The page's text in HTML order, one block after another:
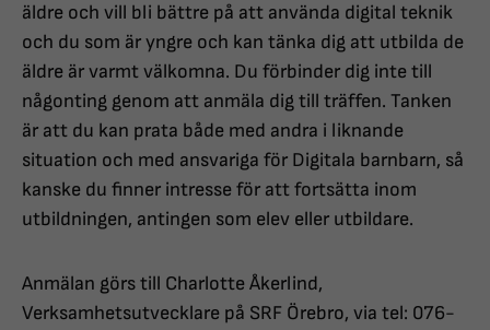
äldre och vill bli bättre på att använda digital teknik
och du som är yngre och kan tänka dig att utbilda de
äldre är varmt välkomna. Du förbinder dig inte till
någonting genom att anmäla dig till träffen. Tanken
är att du kan prata både med andra i liknande
situation och med ansvariga för Digitala barnbarn, så
kanske du finner intresse för att fortsätta inom
utbildningen, antingen som elev eller utbildare.
Anmälan görs till Charlotte Åkerlind,
Verksamhetsutvecklare på SRF Örebro, via tel: 076-